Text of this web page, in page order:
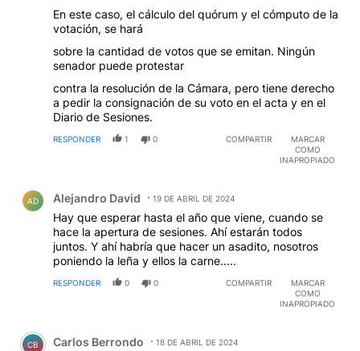
En este caso, el cálculo del quórum y el cómputo de la
votación, se hará
sobre la cantidad de votos que se emitan. Ningún
senador puede protestar
contra la resolución de la Cámara, pero tiene derecho
a pedir la consignación de su voto en el acta y en el
Diario de Sesiones.
RESPONDER 1 0 COMPARTIR
MARCAR
COMO
INAPROPIADO
AD Alejandro David 19 DE ABRIL DE 2024
Hay que esperar hasta el año que viene, cuando se
hace la apertura de sesiones. Ahí estarán todos
juntos. Y ahí habría que hacer un asadito, nosotros
poniendo la leña y ellos la carne.....
RESPONDER 0 0 COMPARTIR
MARCAR
COMO
INAPROPIADO
Comentario de Carlos Berrondo.
CB Carlos Berrondo 18 DE ABRIL DE 2024